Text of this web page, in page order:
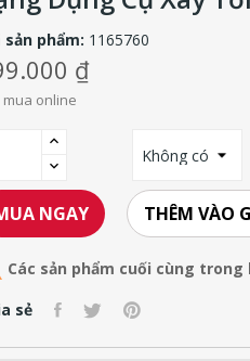
sản phẩm: 1165760
₫
mua online
NGAY THÊM VÀO
Các sản phẩm cuối cùng trong
sẻ